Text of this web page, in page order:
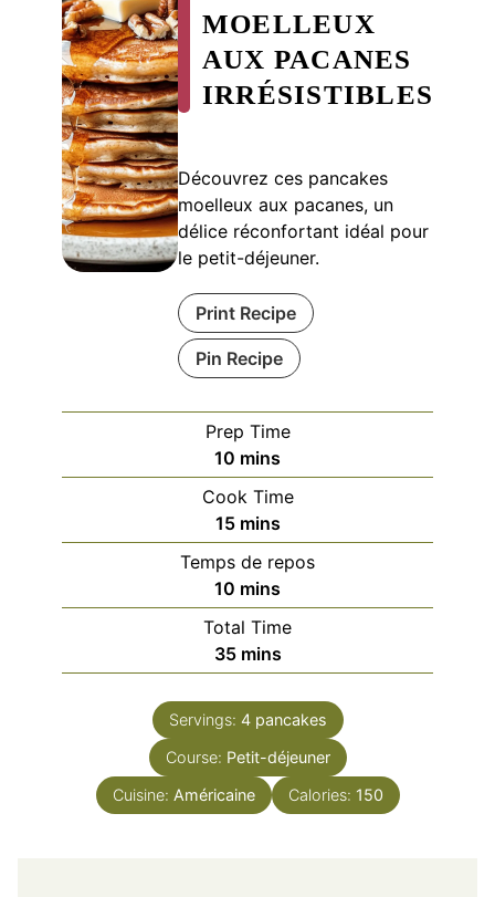
MOELLEUX
AUX PACANES
IRRÉSISTIBLES
Découvrez ces pancakes
moelleux aux pacanes, un
délice réconfortant idéal pour
le petit-déjeuner.
Print Recipe
Pin Recipe
Prep Time
10 minutes
mins
Cook Time
15minutes
mins
Temps de repos
10 minutes
mins
Total Time
35minutes
mins
Servings: 4 pancakes
Course: Petit-déjeuner
Cuisine: Américaine Calories: 150